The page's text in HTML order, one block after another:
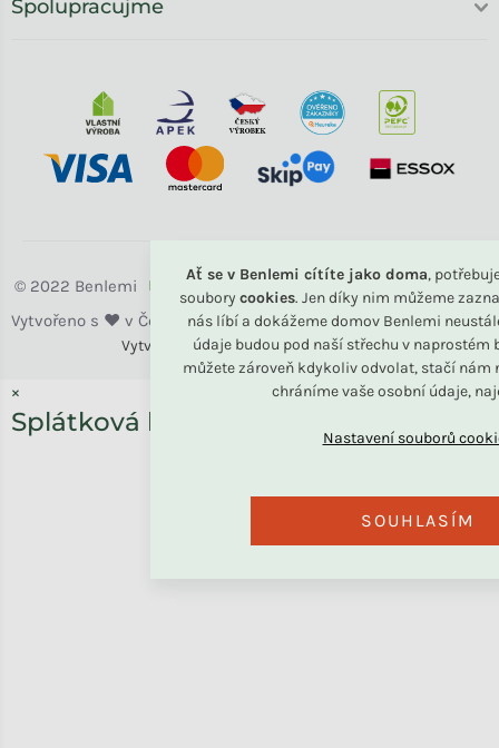
Ať se v Benlemi cítíte jako doma,
soubory cookies. Jen díky nim můžeme
nás líbí a dokážeme domov Benlemi
údaje budou pod naší střechu v naprostém
můžete zároveň kdykoliv odvolat, stačí nám
chráníme vaše osobní údaje,
SOUHLASÍM
Spolupracujme
Vytvořili Benlemi & Shoptet
Benlemi
×
Splátková kalkulačka ESSOX